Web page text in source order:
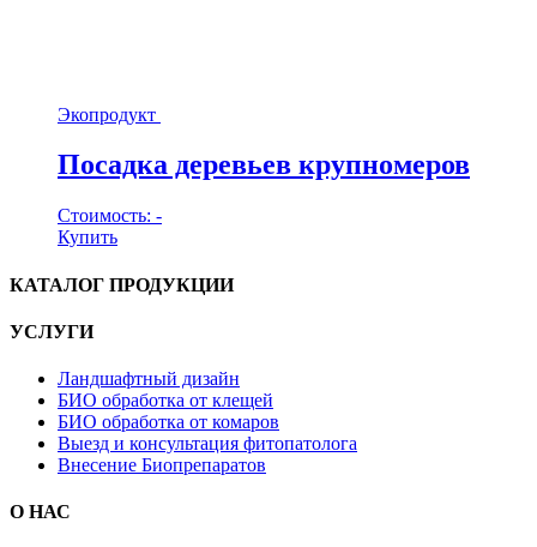
Экопродукт
Посадка деревьев крупномеров
Стоимость: -
Купить
КАТАЛОГ ПРОДУКЦИИ
УСЛУГИ
Ландшафтный дизайн
БИО обработка от клещей
БИО обработка от комаров
Выезд и консультация фитопатолога
Внесение Биопрепаратов
О НАС